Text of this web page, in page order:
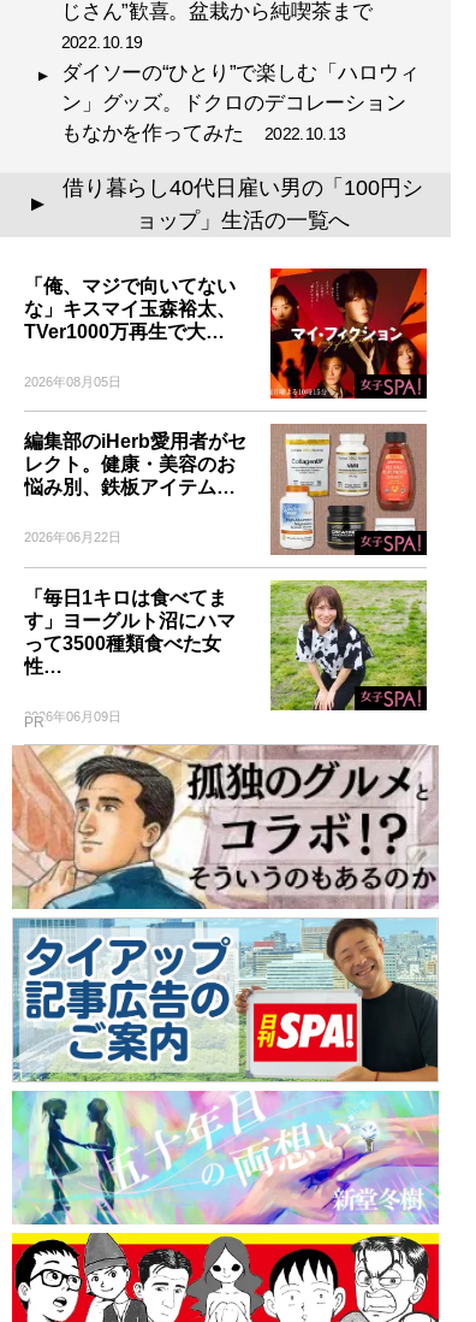
じさん”歓喜。盆栽から純喫茶まで
2022.10.19
ダイソーの“ひとり”で楽しむ「ハロウィ
ン」グッズ。ドクロのデコレーション
もなかを作ってみた 2022.10.13
▲
借り暮らし40代日雇い男の「100円シ
ョップ」生活の一覧へ
「俺、マジで向いてない
な」キスマイ玉森裕太、
TVer1000万再生で大…
2026年08月05日
編集部のiHerb愛用者がセ
レクト。健康・美容のお
悩み別、鉄板アイテム…
2026年06月22日
「毎日1キロは食べてま
す」ヨーグルト沼にハマ
って3500種類食べた女
性…
2026年06月09日
PR